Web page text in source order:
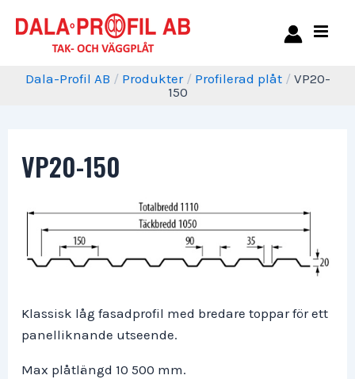
Dala-Profil AB / Produkter / Profilerad plåt / VP20-
150
VP20-150
Klassisk låg fasadprofil med bredare toppar för ett
panelliknande utseende.
Max plåtlängd 10 500 mm.